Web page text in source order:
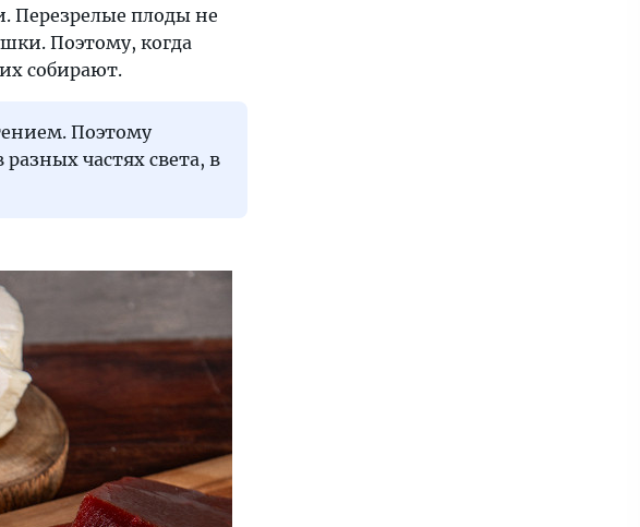
Перезрелые плоды не
Поэтому, когда
собирают.
Поэтому
частях света, в